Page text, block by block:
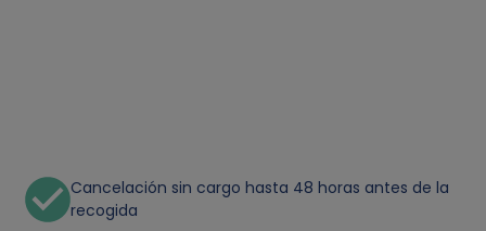
Cancelación sin cargo hasta 48 horas antes de la
recogida